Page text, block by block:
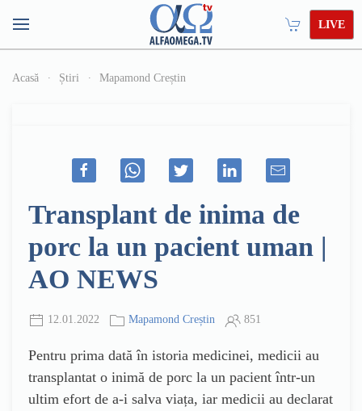
LIVE
Acasă Știri Mapamond Creștin
Transplant de inima de
porc la un pacient uman |
AO NEWS
12.01.2022 Mapamond Creștin 851
Pentru prima dată în istoria medicinei, medicii au
transplantat o inimă de porc la un pacient într-un
ultim efort de a-i salva viața, iar medicii au declarat